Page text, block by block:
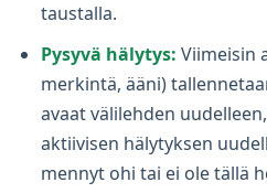
taustalla.
Pysyvä hälytys: Viimeisin
merkintä, ääni)
avaat välilehden
aktiivisen hälytyksen
mennyt ohi tai ei ole tällä